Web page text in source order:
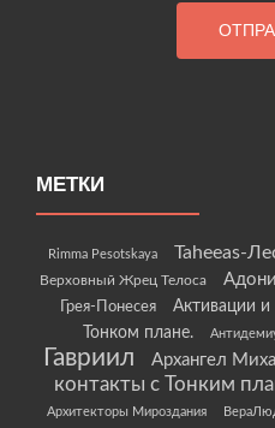
МЕТКИ
Rimma Pesotskaya Taheeas-
Верховный Жрец Телоса
Грея-Понесея
Активации
Тонком плане.
Гавриил
Архангел
контакты с Тонким
Архитекторы Мироздания